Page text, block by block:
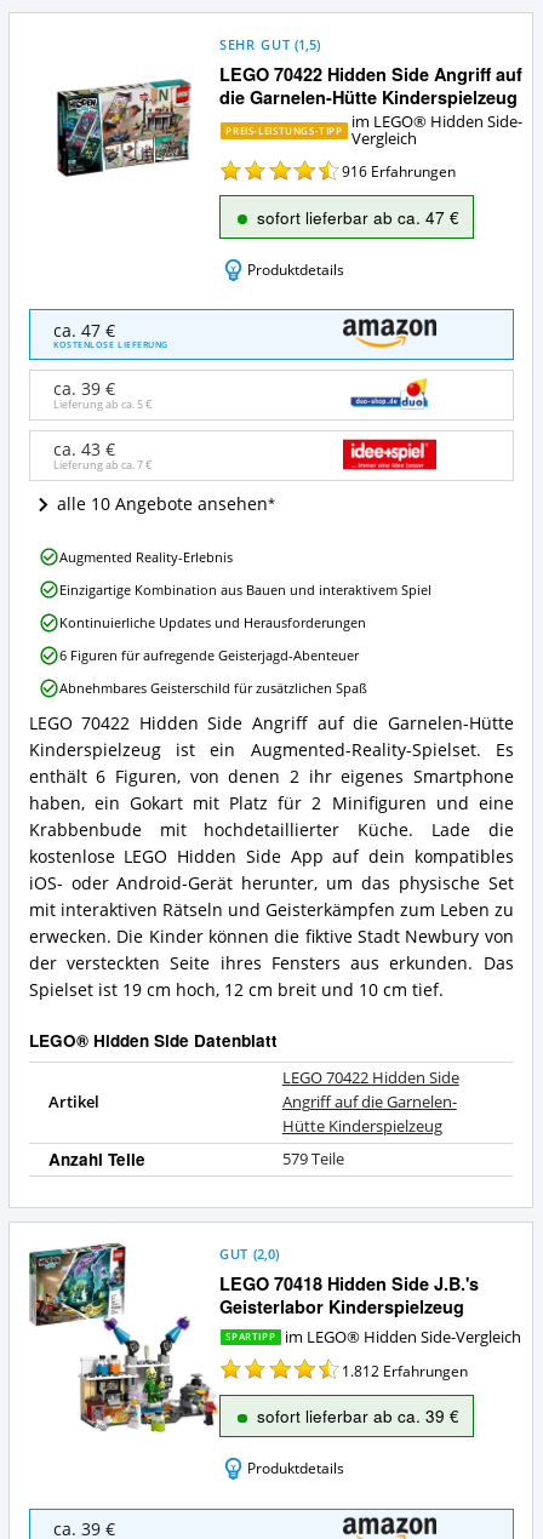
LEGO 70422 Hidden Side Angriff auf
die Garnelen-Hütte Kinderspielzeug
SEHR GUT (1,5)
PREIS-LEISTUNGS-TIPP
im LEGO® Hidden Side-
Vergleich
916 Erfahrungen
sofort lieferbar ab ca. 47 €
Produktdetails
70422
Hidden
Side
Angriff
auf
Garnelen-
Hütte
Kinderspielzeug
Wo
ist
dieses
LEGO®
Hidden
Side
erhältlich?
ca. 47 €
KOSTENLOSE LIEFERUNG
ca. 39 €
Lieferung ab ca.5 €
ca. 43 €
Lieferung ab ca.7 €
alle 10 Angebote ansehen
LEGO
70422
Hidden
Side
Angriff
auf
die
Garnelen-
Hütte
Kinderspielzeug
Zusammenfassung:
Was
bietet
LEGO®
Hidden
LEGO 70422 Hidden Side Angriff auf die Garnelen-Hütte
Kinderspielzeug ist ein Augmented-Reality-Spielset. Es
enthält 6 Figuren, von denen 2 ihr eigenes Smartphone
haben, ein Gokart mit Platz für 2 Minifiguren und eine
Krabbenbude mit hochdetaillierter Küche. Lade die
kostenlose LEGO Hidden Side App auf dein kompatibles
iOS- oder Android-Gerät herunter, um das physische Set
mit interaktiven Rätseln und Geisterkämpfen zum Leben zu
erwecken. Die Kinder können die fiktive Stadt Newbury von
der versteckten Seite ihres Fensters aus erkunden. Das
Spielset ist 19 cm hoch, 12 cm breit und 10 cm tief.
LEGO® Hidden Side Datenblatt
Artikel
LEGO 70422 Hidden Side
Angriff auf die Garnelen-
Hütte Kinderspielzeug
Anzahl Teile 579 Teile
LEGO
70422
Hidden
Side
Angriff
auf
die
Garnelen-
Hütte
Kinderspielzeug
Vorteile:
Was
spricht
für
dieses
LEGO®
Hidden
Side?
Augmented Reality-Erlebnis
Einzigartige Kombination aus Bauen und interaktivem Spiel
Kontinuierliche Updates und Herausforderungen
6 Figuren für aufregende Geisterjagd-Abenteuer
Abnehmbares Geisterschild für zusätzlichen Spaß
LEGO 70418 Hidden Side J.B.'s
Geisterlabor Kinderspielzeug
GUT (2,0)
SPARTIPP im LEGO® Hidden Side-Vergleich
1.812 Erfahrungen
sofort lieferbar ab ca. 39 €
Produktdetails
LEGOca. 39 €